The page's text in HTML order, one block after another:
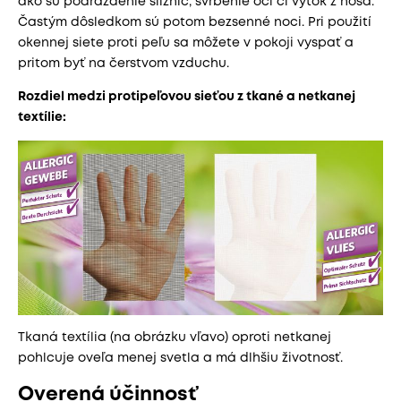
Častým dôsledkom sú potom bezsenné noci. Pri použití
okennej siete proti peľu sa môžete v pokoji vyspať a
pritom byť na čerstvom vzduchu.
Rozdiel medzi protipeľovou sieťou z tkané a netkanej
textílie:
Tkaná textília (na obrázku vľavo) oproti netkanej
pohlcuje oveľa menej svetla a má dlhšiu životnosť.
Overená účinnosť